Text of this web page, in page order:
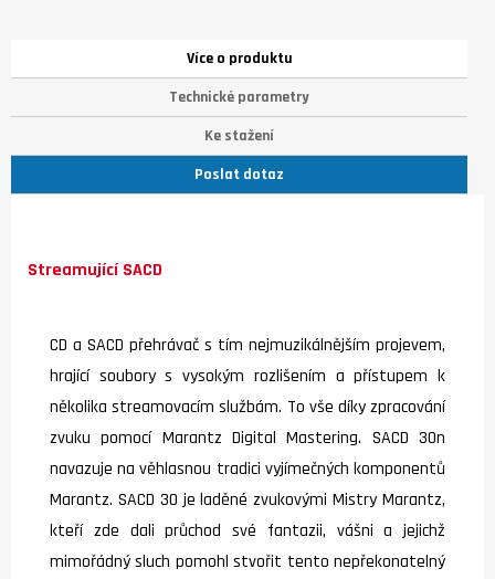
Více o produktu
Technické parametry
Ke stažení
Poslat dotaz
Streamující SACD
CD a SACD přehrávač s tím nejmuzikálnějším projevem,
hrající soubory s vysokým rozlišením a přístupem k
několika streamovacím službám. To vše díky zpracování
zvuku pomocí Marantz Digital Mastering. SACD 30n
navazuje na věhlasnou tradici vyjímečných komponentů
Marantz. SACD 30 je laděné zvukovými Mistry Marantz,
kteří zde dali průchod své fantazii, vášni a jejichž
mimořádný sluch pomohl stvořit tento nepřekonatelný